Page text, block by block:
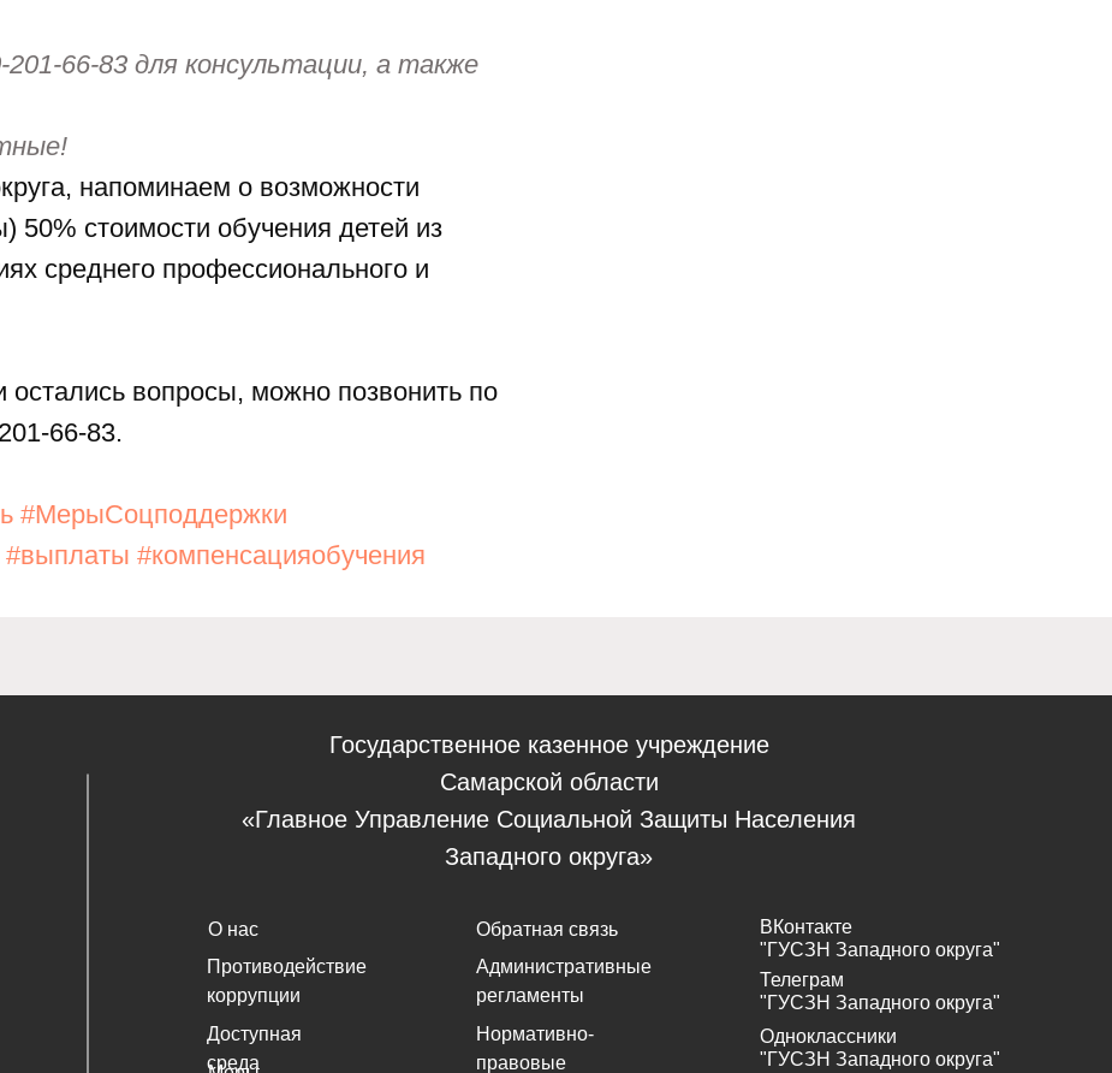
66-83 для консультации, а также
напоминаем о возможности
стоимости обучения детей из
среднего профессионального и
вопросы, можно позвонить по
66-83.
#МерыСоцподдержки
#выплаты #компенсацияобучения
Государственное казенное учреждение
Самарской области
«Главное Управление Социальной Защиты Населения
Западного округа»
О нас
Противодействие
коррупции
Доступная
среда
Обратная связь
Административные
регламенты
Нормативно-
правовые
ВКонтакте
"ГУСЗН Западного округа"
Телеграм
"ГУСЗН Западного округа"
Одноклассники
"ГУСЗН Западного округа"